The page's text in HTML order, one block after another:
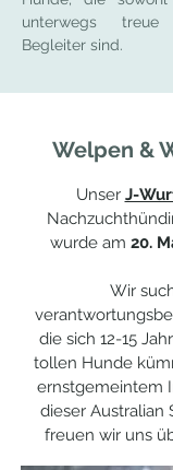
unterwegs
Begleiter sind.
Welpen &
Unser J-
wurde am 20.
Wir
die sich 12-15
tollen Hunde
ernstgemeintem
dieser Australian
freuen wir uns